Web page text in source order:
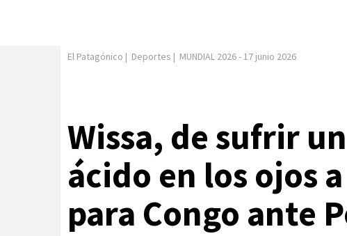
El Patagónico | Deportes | MUNDIAL 2026- 17 junio 2026
Wissa, de sufrir
ácido en los ojos
para Congo ante